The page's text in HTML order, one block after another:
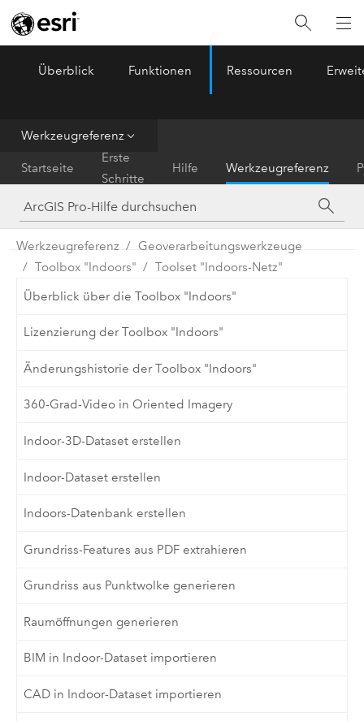
ArcGIS Pro
Überblick Funktionen Ressourcen
Werkzeugreferenz
Startseite
Erste
Schritte
Hilfe Werkzeugreferenz
Werkzeugreferenz
Geoverarbeitungswerkzeuge
Toolbox "Indoors"
Toolset "Indoors-Netz"
Überblick über die Toolbox "Indoors"
Lizenzierung der Toolbox "Indoors"
Änderungshistorie der Toolbox "Indoors"
360-Grad-Video in Oriented Imagery
Indoor-3D-Dataset erstellen
Indoor-Dataset erstellen
Indoors-Datenbank erstellen
Grundriss-Features aus PDF extrahieren
Grundriss aus Punktwolke generieren
Raumöffnungen generieren
BIM in Indoor-Dataset importieren
CAD in Indoor-Dataset importieren